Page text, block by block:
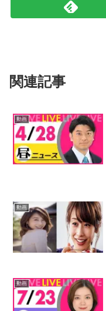
関連記事
動画
動画
動画